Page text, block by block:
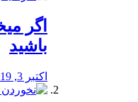
اگر
باشید
اکتبر 3, 2019